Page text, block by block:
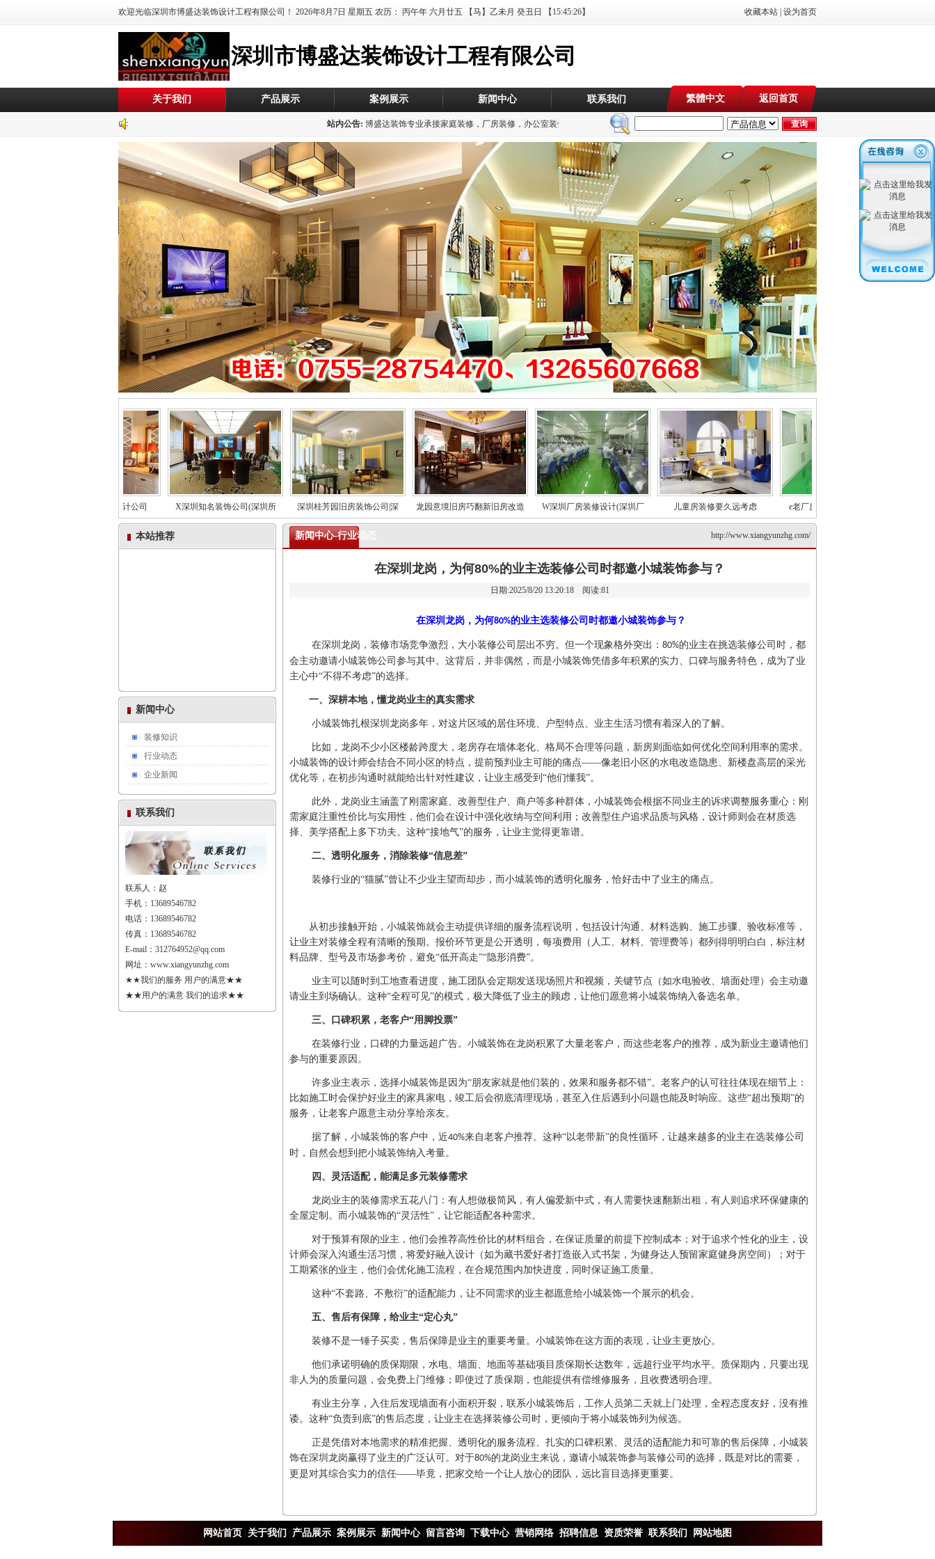
欢迎光临深圳市博盛达装饰设计工程有限公司！ 2026年8月7日 星期五 农历： 丙午年 六月廿五 【马】乙未月 癸丑日 【15:45:26】 收藏本站 设为首页
深圳市博盛达装饰设计工程有限公司
关于我们 产品展示 案例展示 新闻中心 联系我们 繁體中文 返回首页
站内公告: 博盛达装饰专业承接家庭装修，厂房装修，办公室装修，店铺装修，服装店装修，休闲会所装修，因为专业，所以专注。15年家庭、厂房、办公室、店铺、
T深圳家居装修设计公司 X深圳知名装饰公司(深圳所 深圳桂芳园旧房装饰公司|深 龙园意境旧房巧翻新旧房改造 W深圳厂房装修设计(深圳厂 儿童房装修要久远考虑 e老厂房墙面粉刷/墙面涂料
本站推荐
新闻中心
装修知识
行业动态
企业新闻
联系我们
联系人：赵
手机：13689546782
电话：13689546782
传真：13689546782
E-mail： 312764952@qq.com
网址： www.xiangyunzhg.com
★★我们的服务 用户的满意★★
★★用户的满意 我们的追求★★
新闻中心-行业动态 http://www.xiangyunzhg.com/
在深圳龙岗，为何80%的业主选装修公司时都邀小城装饰参与？
日期:2025/8/20 13:20:18 阅读:81
在深圳龙岗，为何80%的业主选装修公司时都邀小城装饰参与？
在深圳龙岗，装修市场竞争激烈，大小装修公司层出不穷。但一个现象格外突出： 80%的业主在挑选装修公司时，都
会主动邀请小城装饰公司参与其中。这背后，并非偶然，而是小城装饰凭借多年积累的实力、口碑与服务特色，成为了业
主心中“不得不考虑”的选择。
一、深耕本地，懂龙岗业主的真实需求
小城装饰扎根深圳龙岗多年，对这片区域的居住环境、户型特点、业主生活习惯有着深入的了解。
比如，龙岗不少小区楼龄跨度大，老房存在墙体老化、格局不合理等问题，新房则面临如何优化空间利用率的需求。
小城装饰的设计师会结合不同小区的特点，提前预判业主可能的痛点——像老旧小区的水电改造隐患、新楼盘高层的采光
优化等，在初步沟通时就能给出针对性建议，让业主感受到“他们懂我”。
此外，龙岗业主涵盖了刚需家庭、改善型住户、商户等多种群体，小城装饰会根据不同业主的诉求调整服务重心：刚
需家庭注重性价比与实用性，他们会在设计中强化收纳与空间利用；改善型住户追求品质与风格，设计师则会在材质选
择、美学搭配上多下功夫。这种“接地气”的服务，让业主觉得更靠谱。
二、透明化服务，消除装修“信息差”
装修行业的“猫腻”曾让不少业主望而却步，而小城装饰的透明化服务，恰好击中了业主的痛点。
从初步接触开始，小城装饰就会主动提供详细的服务流程说明，包括设计沟通、材料选购、施工步骤、验收标准等，
让业主对装修全程有清晰的预期。报价环节更是公开透明，每项费用（人工、材料、管理费等）都列得明明白白，标注材
料品牌、型号及市场参考价，避免“低开高走”“隐形消费”。
业主可以随时到工地查看进度，施工团队会定期发送现场照片和视频，关键节点（如水电验收、墙面处理）会主动邀
请业主到场确认。这种“全程可见”的模式，极大降低了业主的顾虑，让他们愿意将小城装饰纳入备选名单。
三、口碑积累，老客户“用脚投票”
在装修行业，口碑的力量远超广告。小城装饰在龙岗积累了大量老客户，而这些老客户的推荐，成为新业主邀请他们
参与的重要原因。
许多业主表示，选择小城装饰是因为“朋友家就是他们装的，效果和服务都不错”。老客户的认可往往体现在细节上：
比如施工时会保护好业主的家具家电，竣工后会彻底清理现场，甚至入住后遇到小问题也能及时响应。这些“超出预期”的
服务，让老客户愿意主动分享给亲友。
据了解，小城装饰的客户中，近40%来自老客户推荐。这种“以老带新”的良性循环，让越来越多的业主在选装修公司
时，自然会想到把小城装饰纳入考量。
四、灵活适配，能满足多元装修需求
龙岗业主的装修需求五花八门：有人想做极简风，有人偏爱新中式，有人需要快速翻新出租，有人则追求环保健康的
全屋定制。而小城装饰的“灵活性”，让它能适配各种需求。
对于预算有限的业主，他们会推荐高性价比的材料组合，在保证质量的前提下控制成本；对于追求个性化的业主，设
计师会深入沟通生活习惯，将爱好融入设计（如为藏书爱好者打造嵌入式书架，为健身达人预留家庭健身房空间）；对于
工期紧张的业主，他们会优化施工流程，在合规范围内加快进度，同时保证施工质量。
这种“不套路、不敷衍”的适配能力，让不同需求的业主都愿意给小城装饰一个展示的机会。
五、售后有保障，给业主“定心丸”
装修不是一锤子买卖，售后保障是业主的重要考量。小城装饰在这方面的表现，让业主更放心。
他们承诺明确的质保期限，水电、墙面、地面等基础项目质保期长达数年，远超行业平均水平。质保期内，只要出现
非人为的质量问题，会免费上门维修；即使过了质保期，也能提供有偿维修服务，且收费透明合理。
有业主分享，入住后发现墙面有小面积开裂，联系小城装饰后，工作人员第二天就上门处理，全程态度友好，没有推
诿。这种“负责到底”的售后态度，让业主在选择装修公司时，更倾向于将小城装饰列为候选。
正是凭借对本地需求的精准把握、透明化的服务流程、扎实的口碑积累、灵活的适配能力和可靠的售后保障，小城装
饰在深圳龙岗赢得了业主的广泛认可。对于80%的龙岗业主来说，邀请小城装饰参与装修公司的选择，既是对比的需要，
更是对其综合实力的信任——毕竟，把家交给一个让人放心的团队，远比盲目选择更重要。
网站首页 关于我们 产品展示 案例展示 新闻中心| 留言咨询 下载中心| 营销网络 招聘信息 资质荣誉 联系我们 网站地图